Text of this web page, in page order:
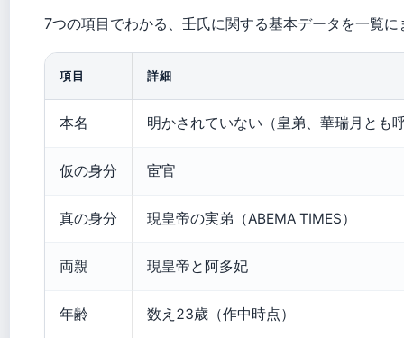
7つの項目でわかる、壬氏に関する基本データを一覧に
項目 詳細
本名 明かされていない（皇弟、華瑞月とも
仮の身分 宦官
真の身分 現皇帝の実弟（ABEMA TIMES）
両親 現皇帝と阿多妃
年齢 数え23歳（作中時点）